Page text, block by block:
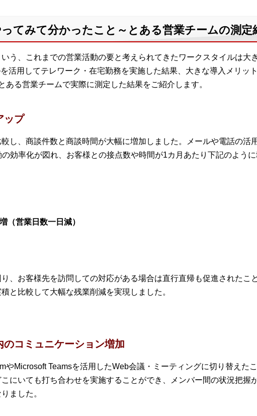
てみて分かったこと～とある営業チームの測定
う、これまでの営業活動の要と考えられてきたワークスタイルは大
活用してテレワーク・在宅勤務を実施した結果、大きな導入メリッ
ある営業チームで実際に測定した結果をご紹介します。
ップ
し、商談件数と商談時間が大幅に増加しました。メールや電話の活
効率化が図れ、お客様との接点数や時間が1カ月あたり下記のように
（営業日数一日減）
、お客様先を訪問しての対応がある場合は直行直帰も促進されたこ
と比較して大幅な残業削減を実現しました。
のコミュニケーション増加
やMicrosoft Teamsを活用したWeb会議・ミーティングに切り替えた
にいても打ち合わせを実施することができ、メンバー間の状況把握
ました。